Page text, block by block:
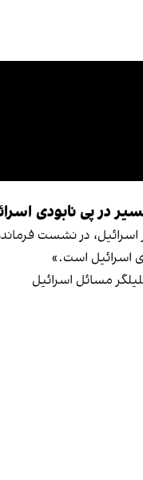
در پی نابودی
اسرائیل، در نشست
اسرائیل است.»
مسائل اسرائیل